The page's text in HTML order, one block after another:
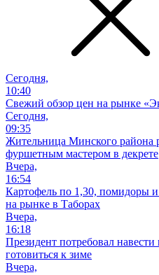
Сегодня,
10:40
Свежий обзор цен на рынке
Сегодня,
09:35
Жительница Минского района
фуршетным мастером в декрете
Вчера,
16:54
Картофель по 1,30, помидоры
на рынке в Таборах
Вчера,
16:18
Президент потребовал
готовиться к зиме
Вчера,